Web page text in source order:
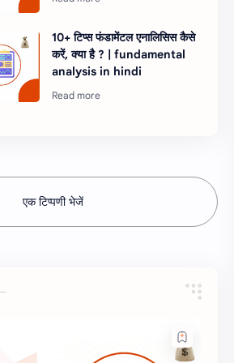
10+ टिप्स फंडामेंटल एनालिसिस कैसे
करें, क्या है ? | fundamental
analysis in hindi
एक टिप्पणी भेजें